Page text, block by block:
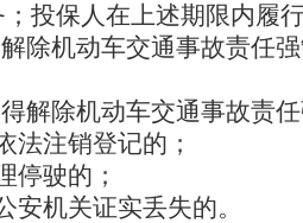
投保人在上述期限内履
除机动车交通事故责任
解除机动车交通事故责
法注销登记的；
停驶的；
安机关证实丢失的。